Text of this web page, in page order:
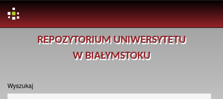
REPOZYTORIUM UNIWERSYTETU
W BIAŁYMSTOKU
Wyszukaj